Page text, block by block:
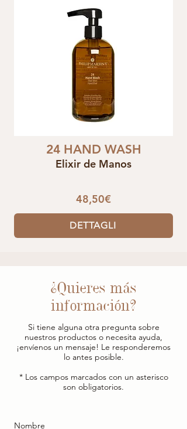
24 HAND WASH
Elixir de Manos
48,50€
DETTAGLI
¿Quieres más
información?
Si tiene alguna otra pregunta sobre
nuestros productos o necesita ayuda,
¡envíenos un mensaje! Le responderemos
lo antes posible.
* Los campos marcados con un asterisco
son obligatorios.
Nombre